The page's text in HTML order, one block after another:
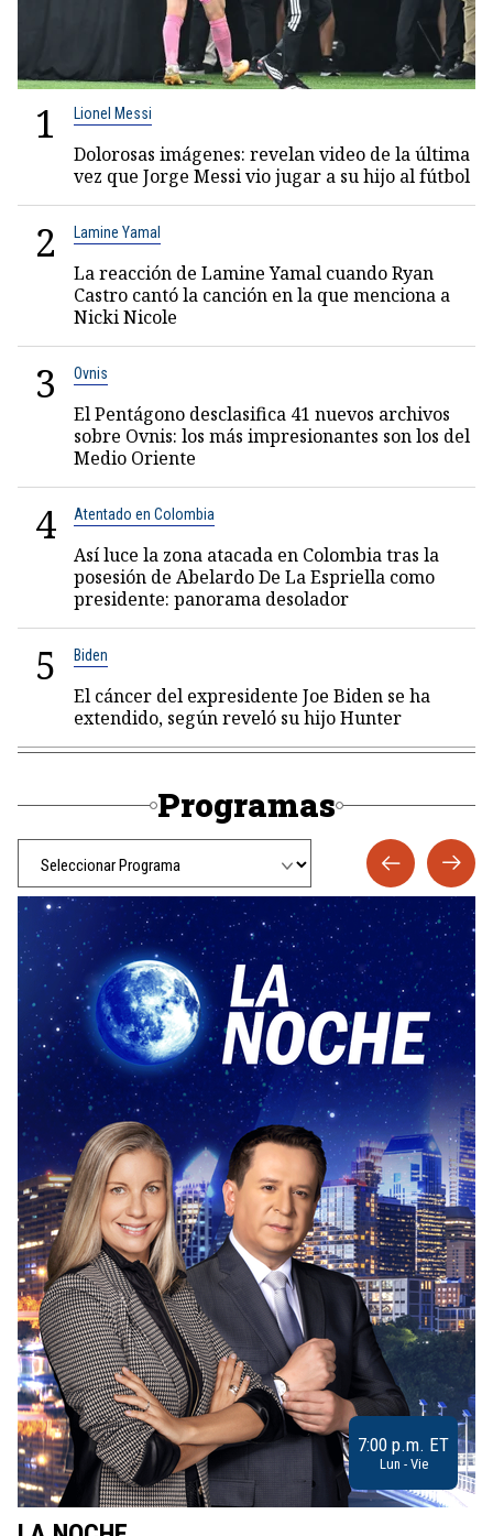
1 Lionel Messi
Dolorosas imágenes: revelan video de la última
vez que Jorge Messi vio jugar a su hijo al fútbol
2 Lamine Yamal
La reacción de Lamine Yamal cuando Ryan
Castro cantó la canción en la que menciona a
Nicki Nicole
3 Ovnis
El Pentágono desclasifica 41 nuevos archivos
sobre Ovnis: los más impresionantes son los del
Medio Oriente
4 Atentado en Colombia
Así luce la zona atacada en Colombia tras la
posesión de Abelardo De La Espriella como
presidente: panorama desolador
5 Biden
El cáncer del expresidente Joe Biden se ha
extendido, según reveló su hijo Hunter
Programas
7:00 p.m. ET
Lun - Vie